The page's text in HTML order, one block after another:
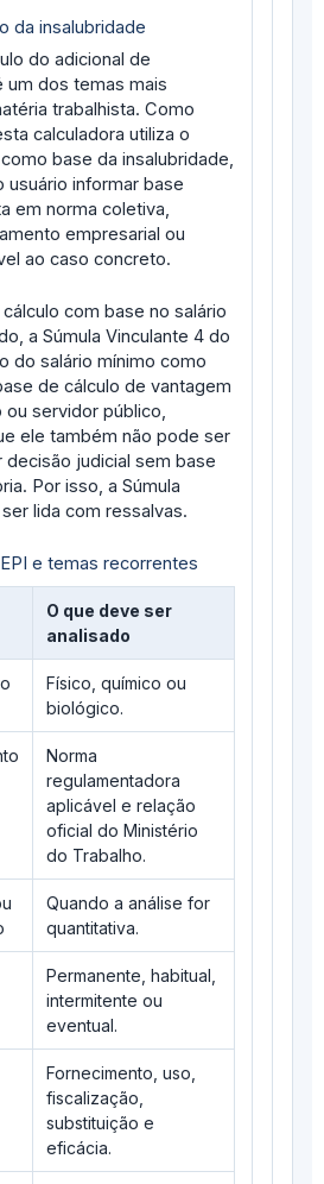
da insalubridade
do adicional de
um dos temas mais
trabalhista. Como
calculadora utiliza o
base da insalubridade,
usuário informar base
em norma coletiva,
empresarial ou
ao caso concreto.
com base no salário
a Súmula Vinculante 4 do
do salário mínimo como
de cálculo de vantagem
servidor público,
ele também não pode ser
judicial sem base
Por isso, a Súmula
lida com ressalvas.
e temas recorrentes
O que deve ser
analisado
Físico, químico ou
biológico.
Norma
regulamentadora
aplicável e relação
oficial do Ministério
do Trabalho.
Quando a análise for
quantitativa.
Permanente, habitual,
intermitente ou
eventual.
Fornecimento, uso,
fiscalização,
substituição e
eficácia.